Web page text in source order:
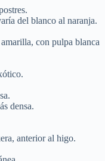
del blanco al naranja.
con pulpa blanca
densa.
anterior al higo.